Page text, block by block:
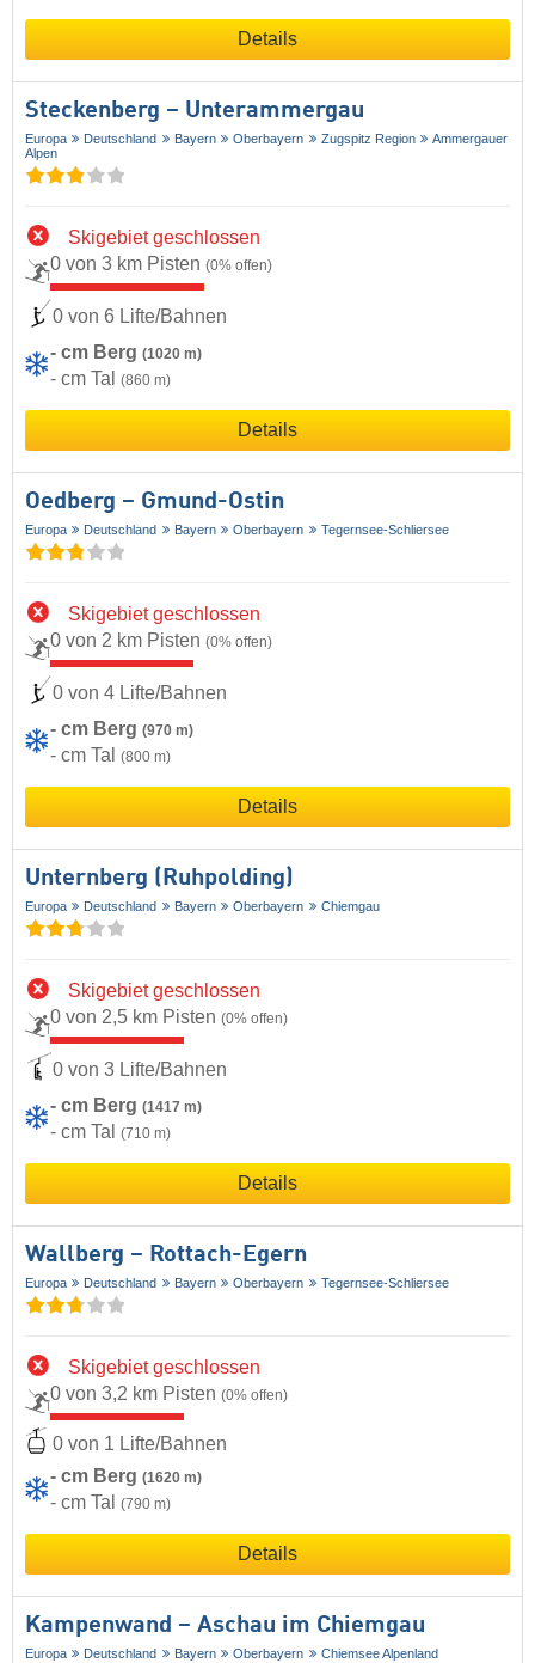
Details
Steckenberg – Unterammergau
Europa Deutschland Bayern Oberbayern Zugspitz Region
Ammergauer
Alpen
Skigebiet geschlossen
0 von 3 km Pisten (0% offen)
0 von 6 Lifte/Bahnen
- cm Berg (1020 m)
- cm Tal (860 m)
Details
Oedberg – Gmund-Ostin
Europa Deutschland Bayern Oberbayern Tegernsee-Schliersee
Skigebiet geschlossen
0 von 2 km Pisten (0% offen)
0 von 4 Lifte/Bahnen
- cm Berg (970 m)
- cm Tal (800 m)
Details
Unternberg (Ruhpolding)
Europa Deutschland Bayern Oberbayern Chiemgau
Skigebiet geschlossen
0 von 2,5 km Pisten (0% offen)
0 von 3 Lifte/Bahnen
- cm Berg (1417 m)
- cm Tal (710 m)
Details
Wallberg – Rottach-Egern
Europa Deutschland Bayern Oberbayern Tegernsee-Schliersee
Skigebiet geschlossen
0 von 3,2 km Pisten (0% offen)
0 von 1 Lifte/Bahnen
- cm Berg (1620 m)
- cm Tal (790 m)
Details
Kampenwand – Aschau im Chiemgau
Europa Deutschland Bayern Oberbayern Chiemsee Alpenland